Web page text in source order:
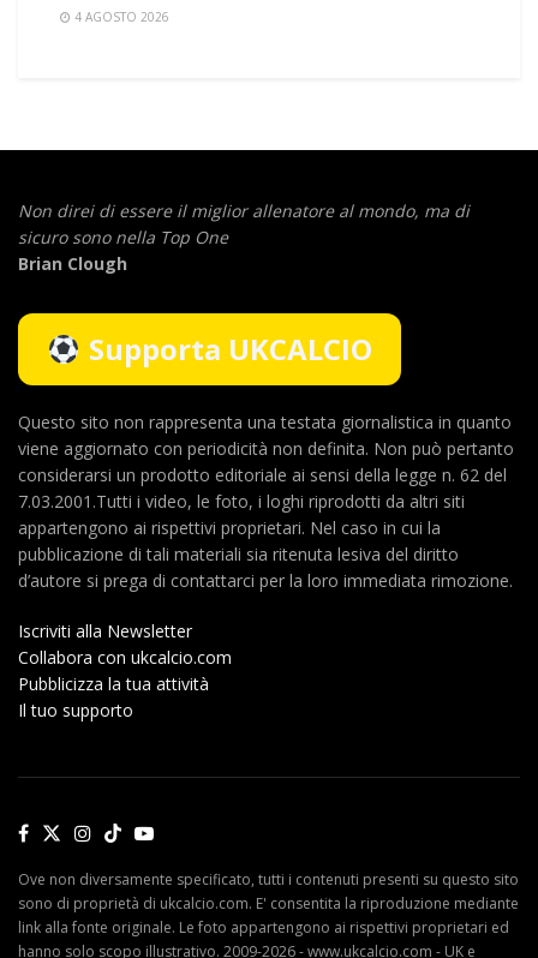
4 AGOSTO 2026
Non direi di essere il miglior allenatore al mondo, ma di
sicuro sono nella Top One
Brian Clough
Supporta UKCALCIO
Questo sito non rappresenta una testata giornalistica in quanto
viene aggiornato con periodicità non definita. Non può pertanto
considerarsi un prodotto editoriale ai sensi della legge n. 62 del
7.03.2001.Tutti i video, le foto, i loghi riprodotti da altri siti
appartengono ai rispettivi proprietari. Nel caso in cui la
pubblicazione di tali materiali sia ritenuta lesiva del diritto
d’autore si prega di contattarci per la loro immediata rimozione.
Iscriviti alla Newsletter
Collabora con ukcalcio.com
Pubblicizza la tua attività
Il tuo supporto
Ove non diversamente specificato, tutti i contenuti presenti su questo sito
sono di proprietà di ukcalcio.com. E' consentita la riproduzione mediante
link alla fonte originale. Le foto appartengono ai rispettivi proprietari ed
hanno solo scopo illustrativo. 2009-2026 - www.ukcalcio.com - UK e